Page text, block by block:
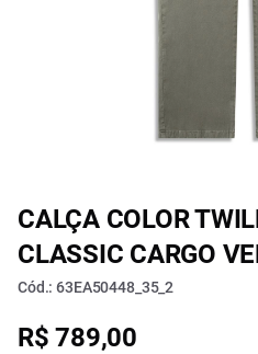
CALÇA COLOR
CLASSIC CARGO
Cód.: 63EA50448_35_2
R$ 789,00